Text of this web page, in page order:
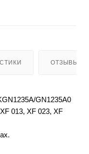
ОТЗЫВЫ (2)
GN1235A0
013, XF 023, XF